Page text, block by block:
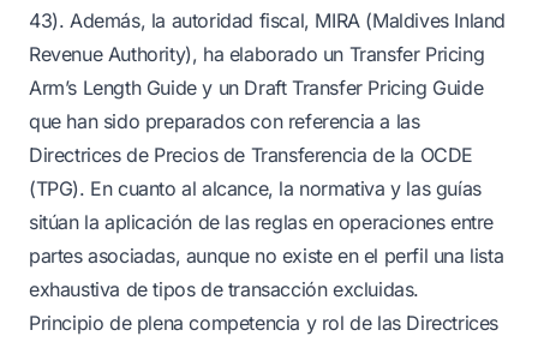
43). Además, la autoridad fiscal, MIRA (Maldives Inland
Revenue Authority), ha elaborado un Transfer Pricing
Arm’s Length Guide y un Draft Transfer Pricing Guide
que han sido preparados con referencia a las
Directrices de Precios de Transferencia de la OCDE
(TPG). En cuanto al alcance, la normativa y las guías
sitúan la aplicación de las reglas en operaciones entre
partes asociadas, aunque no existe en el perfil una lista
exhaustiva de tipos de transacción excluidas.
Principio de plena competencia y rol de las Directrices